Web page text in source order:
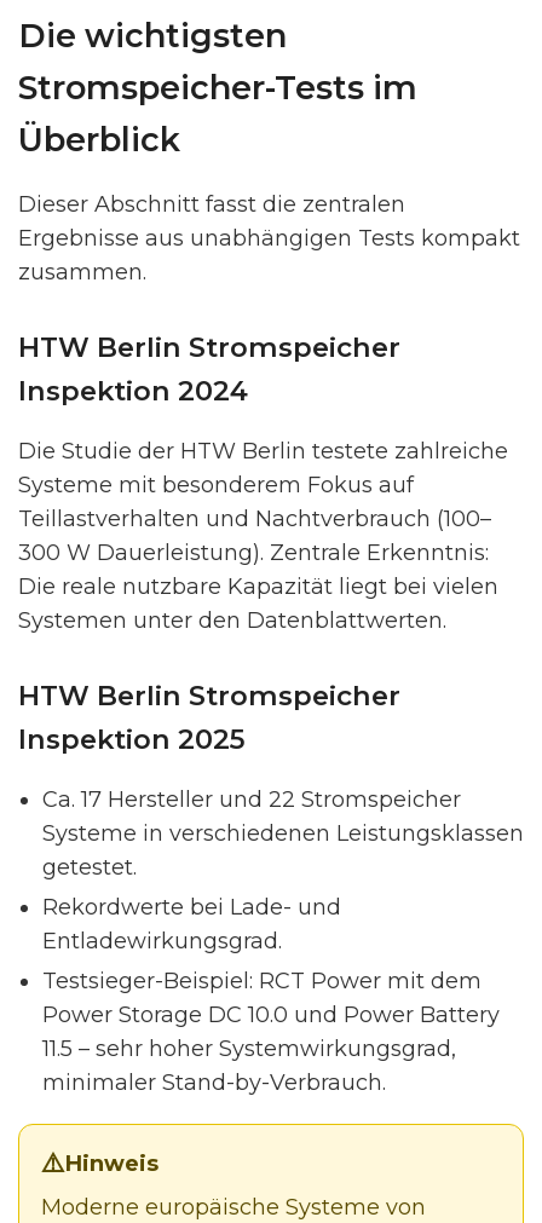
Die wichtigsten
Stromspeicher-Tests im
Überblick
Dieser Abschnitt fasst die zentralen
Ergebnisse aus unabhängigen Tests kompakt
zusammen.
HTW Berlin Stromspeicher
Inspektion 2024
Die Studie der HTW Berlin testete zahlreiche
Systeme mit besonderem Fokus auf
Teillastverhalten und Nachtverbrauch (100–
300 W Dauerleistung). Zentrale Erkenntnis:
Die reale nutzbare Kapazität liegt bei vielen
Systemen unter den Datenblattwerten.
HTW Berlin Stromspeicher
Inspektion 2025
Ca. 17 Hersteller und 22 Stromspeicher
Systeme in verschiedenen Leistungsklassen
getestet.
Rekordwerte bei Lade- und
Entladewirkungsgrad.
Testsieger-Beispiel: RCT Power mit dem
Power Storage DC 10.0 und Power Battery
11.5 – sehr hoher Systemwirkungsgrad,
minimaler Stand-by-Verbrauch.
Hinweis
Moderne europäische Systeme von